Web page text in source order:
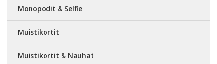
Monopodit & Selfie
Muistikortit
Muistikortit & Nauhat